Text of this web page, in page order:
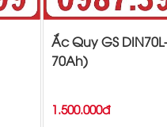
Ắc Quy GS
70Ah)
1.500.000đ